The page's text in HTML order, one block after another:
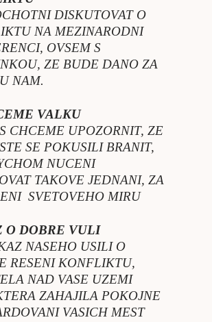
DISKUTOVAT O
NA MEZINARODNI
OVSEM S
ZE BUDE DANO ZA
NAM.
VALKU
CHCEME UPOZORNIT, ZE
SE POKUSILI BRANIT,
NUCENI
TAKOVE JEDNANI, ZA
SVETOVEHO MIRU
O DOBRE VULI
NASEHO USILI O
RESENI KONFLIKTU,
NAD VASE UZEMI
ZAHAJILA POKOJNE
VASICH MEST